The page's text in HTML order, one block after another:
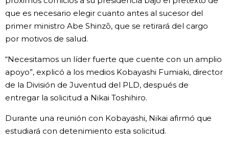
Datos de Japón
Fragmentos de Japón
Gente
Blog
Tokio
que es necesario elegir cuanto antes al sucesor del
primer ministro Abe Shinzō, que se retirará del cargo
por motivos de salud.
“Necesitamos un líder fuerte que cuente con un amplio
apoyo”, explicó a los medios Kobayashi Fumiaki, director
de la División de Juventud del PLD, después de
entregar la solicitud a Nikai Toshihiro.
Durante una reunión con Kobayashi, Nikai afirmó que
estudiará con detenimiento esta solicitud.